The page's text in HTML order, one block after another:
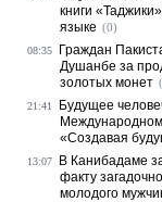
книги
языке (0)
08:35
Граждан
Душанбе за
золотых монет
21:41
Будущее
«Создавая
13:07
В Канибадаме
факту
молодого